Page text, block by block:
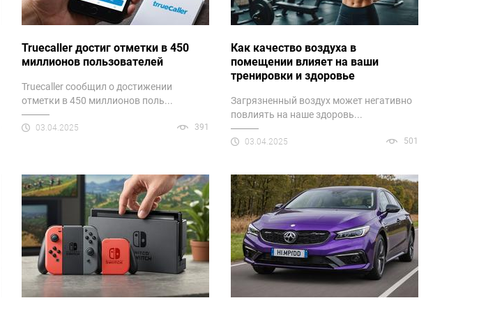
Truecaller достиг отметки в 450
миллионов пользователей
Truecaller сообщил о достижении
отметки в 450 миллионов поль...
03.04.2025 391
Как качество воздуха в
помещении влияет на ваши
тренировки и здоровье
Загрязненный воздух может негативно
повлиять на наше здоровь...
03.04.2025 501